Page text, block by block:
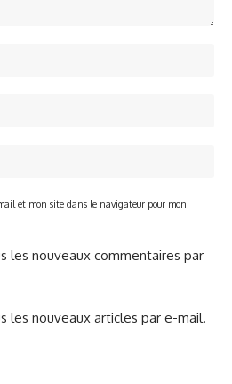
et mon site dans le navigateur pour mon
les nouveaux commentaires par
les nouveaux articles par e-mail.